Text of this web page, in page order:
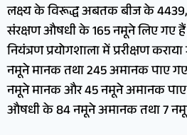
लक्ष्य के विरूद्ध अबतक बीज के
संरक्षण औषधी के 165 नमूने लिए गए
नियंत्रण प्रयोगशाला में प्ररीक्षण
नमूने मानक तथा 245 अमानक पाए
नमूने मानक और 45 नमूने अमानक
औषधी के 84 नमूने अमानक तथा 7